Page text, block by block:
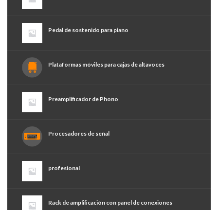
Pedal de sostenido para piano
Plataformas móviles para cajas de altavoces
Preamplificador de Phono
Procesadores de señal
profesional
Rack de amplificación con panel de conexiones